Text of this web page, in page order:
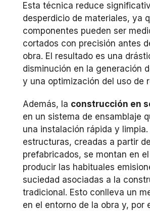
Esta técnica reduce
desperdicio de materiales, ya
componentes pueden ser
cortados con precisión antes
obra. El resultado es una
disminución en la generación
y una optimización del uso de
Además, la construcción en
en un sistema de ensamblaje
una instalación rápida y limpia.
estructuras, creadas a partir
prefabricados, se montan en
producir las habituales
suciedad asociadas a la
tradicional. Esto conlleva un
en el entorno de la obra y, por